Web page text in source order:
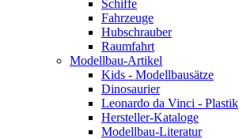
Schiffe
Fahrzeuge
Hubschrauber
Raumfahrt
Modellbau-Artikel
Kids - Modellbausätze
Dinosaurier
Leonardo da Vinci - Plastik
Hersteller-Kataloge
Modellbau-Literatur